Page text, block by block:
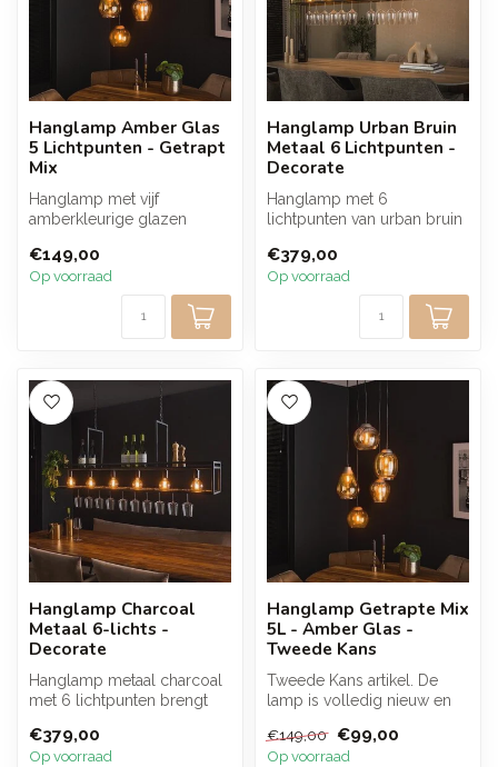
Hanglamp Amber Glas
5 Lichtpunten - Getrapt
Mix
Hanglamp met vijf
amberkleurige glazen
verschillende hoogtes
kunne...
€149,00
Op voorraad
Hanglamp Urban Bruin
Metaal 6 Lichtpunten -
Decorate
Hanglamp met 6
lichtpunten van urban bruin
rek voor w...
€379,00
Op voorraad
Hanglamp Charcoal
Metaal 6-lichts -
Decorate
Hanglamp metaal charcoal
met 6 lichtpunten brengt
int...
€379,00
Op voorraad
Hanglamp Getrapte Mix
5L - Amber Glas -
Tweede Kans
Tweede Kans artikel. De
lamp is volledig nieuw en
verpak...
€149,00 €99,00
Op voorraad